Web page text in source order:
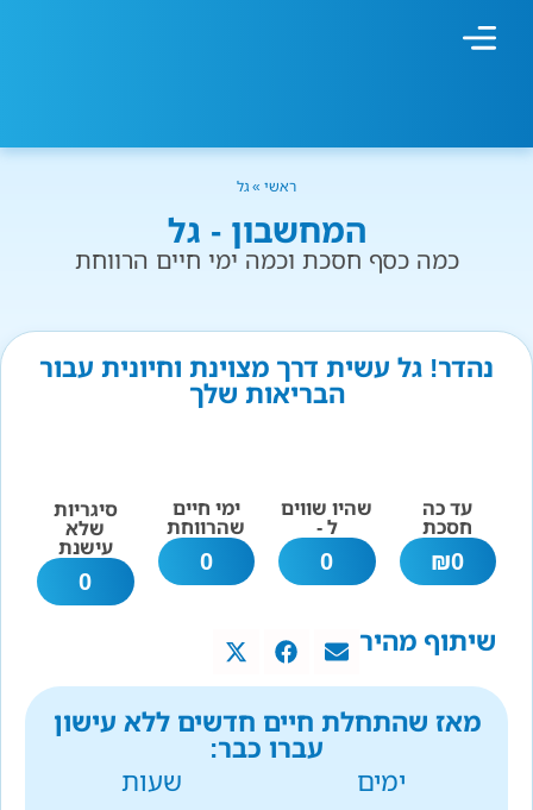
ראשי » גל
המחשבון - גל
כמה כסף חסכת וכמה ימי חיים הרווחת
נהדר! גל עשית דרך מצוינת וחיונית עבור
הבריאות שלך
עד כה
חסכת
0
₪
שהיו שווים
ל -
0
ימי חיים
שהרווחת
0
סיגריות
שלא
עישנת
0
שיתוף מהיר
מאז שהתחלת חיים חדשים ללא עישון
עברו כבר:
ימים
שעות